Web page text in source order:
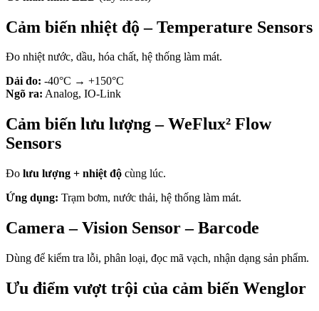
Cảm biến nhiệt độ – Temperature Sensors
Đo nhiệt nước, dầu, hóa chất, hệ thống làm mát.
Dải đo: -40°C → +150°C
Ngõ ra: Analog, IO-Link
Cảm biến lưu lượng – WeFlux² Flow
Sensors
Đo lưu lượng + nhiệt độ cùng lúc.
Ứng dụng: Trạm bơm, nước thải, hệ thống làm mát.
Camera – Vision Sensor – Barcode
Dùng để kiểm tra lỗi, phân loại, đọc mã vạch, nhận dạng sản phẩm.
Ưu điểm vượt trội của cảm biến Wenglor